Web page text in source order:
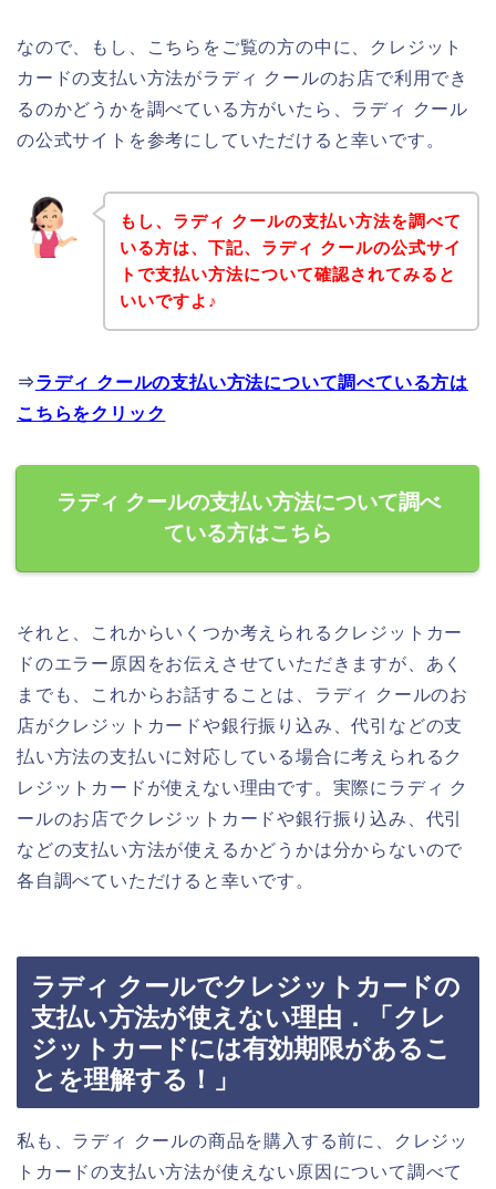
なので、もし、こちらをご覧の方の中に、クレジット
カードの支払い方法がラディ クールのお店で利用でき
るのかどうかを調べている方がいたら、ラディ クール
の公式サイトを参考にしていただけると幸いです。
もし、ラディ クールの支払い方法を調べて
いる方は、下記、ラディ クールの公式サイ
トで支払い方法について確認されてみると
いいですよ♪
⇒ラディ クールの支払い方法について調べている方は
こちらをクリック
ラディ クールの支払い方法について調べ
ている方はこちら
それと、これからいくつか考えられるクレジットカー
ドのエラー原因をお伝えさせていただきますが、あく
までも、これからお話することは、ラディ クールのお
店がクレジットカードや銀行振り込み、代引などの支
払い方法の支払いに対応している場合に考えられるク
レジットカードが使えない理由です。実際にラディ ク
ールのお店でクレジットカードや銀行振り込み、代引
などの支払い方法が使えるかどうかは分からないので
各自調べていただけると幸いです。
ラディ クールでクレジットカードの
支払い方法が使えない理由．「クレ
ジットカードには有効期限があるこ
とを理解する！」
私も、ラディ クールの商品を購入する前に、クレジッ
トカードの支払い方法が使えない原因について調べて